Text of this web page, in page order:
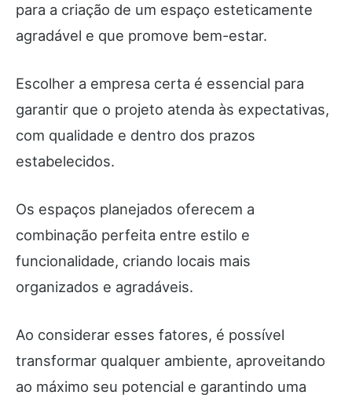
para a criação de um espaço esteticamente
agradável e que promove bem-estar.
Escolher a empresa certa é essencial para
garantir que o projeto atenda às expectativas,
com qualidade e dentro dos prazos
estabelecidos.
Os espaços planejados oferecem a
combinação perfeita entre estilo e
funcionalidade, criando locais mais
organizados e agradáveis.
Ao considerar esses fatores, é possível
transformar qualquer ambiente, aproveitando
ao máximo seu potencial e garantindo uma